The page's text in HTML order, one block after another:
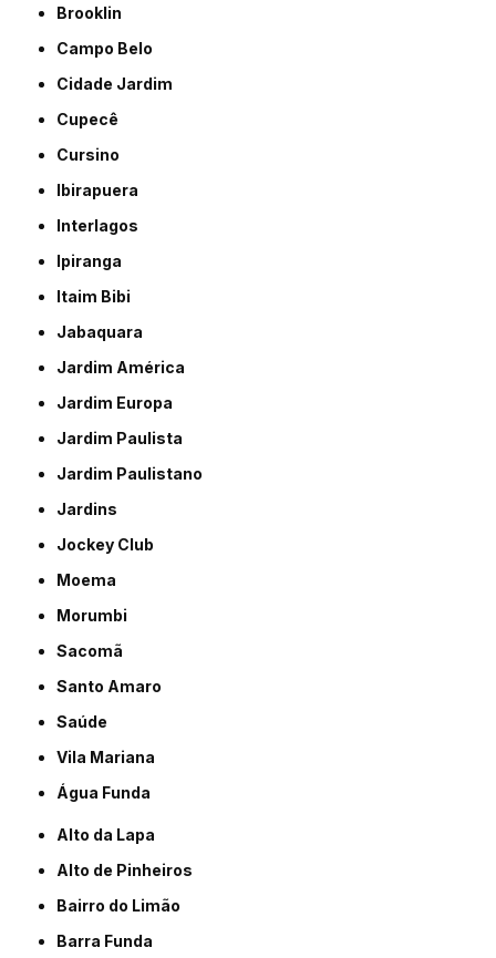
Brooklin
Campo Belo
Cidade Jardim
Cupecê
Cursino
Ibirapuera
Interlagos
Ipiranga
Itaim Bibi
Jabaquara
Jardim América
Jardim Europa
Jardim Paulista
Jardim Paulistano
Jardins
Jockey Club
Moema
Morumbi
Sacomã
Santo Amaro
Saúde
Vila Mariana
Água Funda
Alto da Lapa
Alto de Pinheiros
Bairro do Limão
Barra Funda